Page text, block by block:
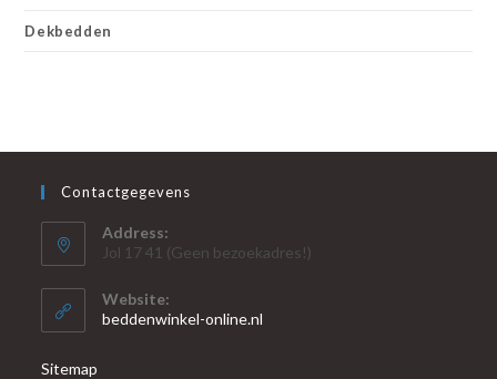
Dekbedden
Contactgegevens
Address:
Jol 17 41 (Geen bezoekadres!)
Website:
beddenwinkel-online.nl
Sitemap